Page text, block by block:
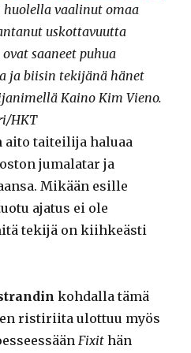
huolella vaalinut omaa
uskottavuutta
saaneet puhua
ja biisin tekijänä hänet
Kaino Kim Vieno.
HKT
aito taiteilija haluaa
jumalatar ja
Mikään esille
ajatus ei ole
tekijä on kiihkeästi
kohdalla tämä
ristiriita ulottuu myös
Fixit hän